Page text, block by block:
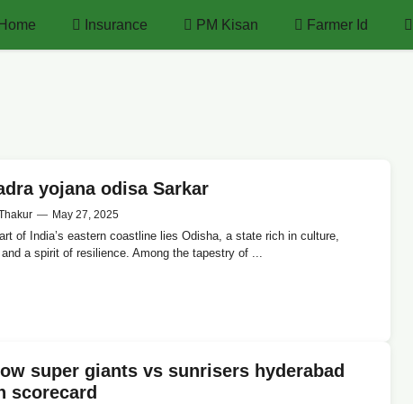
Home Insurance PM Kisan Farmer Id
yojana odisa Sarkar
— May 27, 2025
⁣of India’s‍ eastern ‍coastline lies Odisha, a state rich ‌in culture,
a spirit of resilience. Among the ⁤tapestry of ...
super giants vs sunrisers hyderabad
scorecard